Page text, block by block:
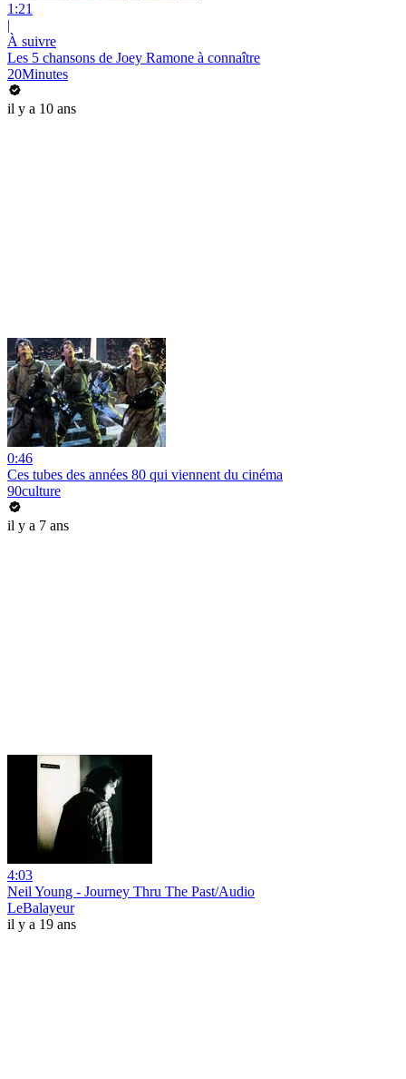
1:21
|
À suivre
Les 5 chansons de Joey Ramone à connaître
20Minutes
il y a 10 ans
0:46
Ces tubes des années 80 qui viennent du cinéma
90culture
il y a 7 ans
4:03
Neil Young - Journey Thru The Past/Audio
LeBalayeur
il y a 19 ans